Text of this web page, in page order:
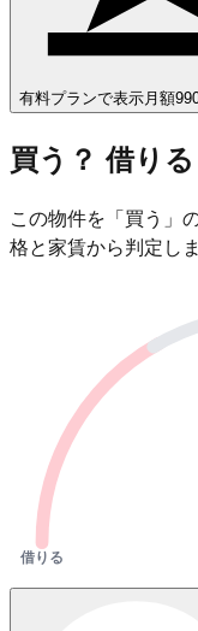
有料プランで表示 月額
買う？ 借りる
この物件を「買う」
格と家賃から判定しま
借りる